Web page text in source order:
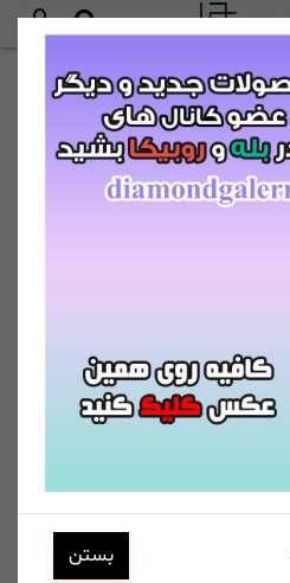
بستن